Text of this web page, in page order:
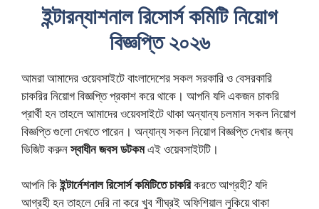
ইন্টারন্যাশনাল রিসোর্স কমিটি নিয়োগ
বিজ্ঞপ্তি ২০২৬
আমরা আমাদের ওয়েবসাইটে বাংলাদেশের সকল সরকারি ও বেসরকারি
চাকরির নিয়োগ বিজ্ঞপ্তি প্রকাশ করে থাকে। আপনি যদি একজন চাকরি
প্রার্থী হন তাহলে আমাদের ওয়েবসাইটে থাকা অন্যান্য চলমান সকল নিয়োগ
বিজ্ঞপ্তি গুলো দেখতে পারেন। অন্যান্য সকল নিয়োগ বিজ্ঞপ্তি দেখার জন্য
ভিজিট করুনস্বাধীন জবস ডটকমএই ওয়েবসাইটটি।
আপনি কিইন্টার্নেশনাল রিসোর্স কমিটিতে চাকরিকরতে আগ্রহী? যদি
আগ্রহী হন তাহলে দেরি না করে খুব শীঘ্রই অফিশিয়াল লুকিয়ে থাকা